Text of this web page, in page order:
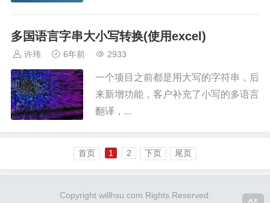
多国语言字串大小写转换(使用excel)
许玮 6年前 2933
一个项目之前都是用大写的字符串，后
来新增功能，客户补充了小写的多语言
翻译，...
首页 1 2 下页 尾页
Copyright willhsu.com Rights Reserved.